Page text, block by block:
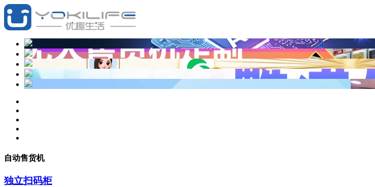
自动售货机
独立扫码柜